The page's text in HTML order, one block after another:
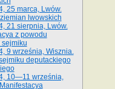
25 marca, Lwów.
ziemian lwowskich
21 sierpnia, Lwów.
z powodu
9 września, Wisznia.
deputackiego
10—11 września,